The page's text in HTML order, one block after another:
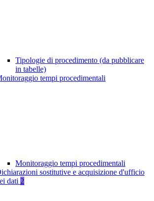
Tipologie di procedimento (da pubblicare
in tabelle)
tempi procedimentali
Monitoraggio tempi procedimentali
sostitutive e acquisizione d'ufficio
dati 2